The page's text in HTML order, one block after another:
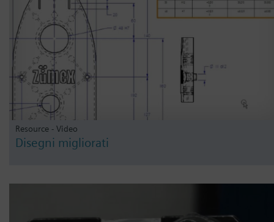
Resource - Video
Disegni migliorati